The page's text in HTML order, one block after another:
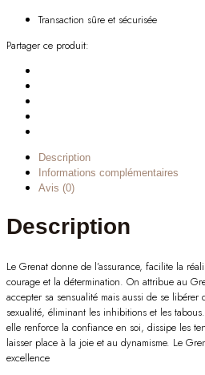
Transaction sûre et sécurisée
Partager ce produit:
Description
Informations complémentaires
Avis (0)
Description
Le Grenat donne de l’assurance, facilite la
courage et la détermination. On attribue au
accepter sa sensualité mais aussi de se libérer
sexualité, éliminant les inhibitions et les
elle renforce la confiance en soi, dissipe les
laisser place à la joie et au dynamisme. Le
excellence